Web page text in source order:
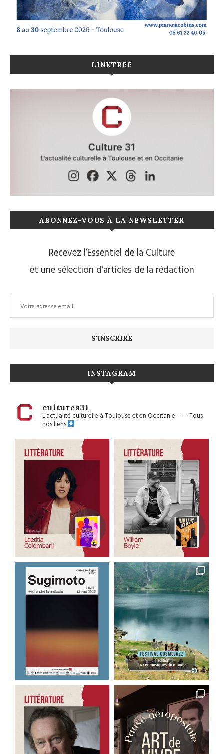
LINKTREE
ABONNEZ-VOUS À LA NEWSLETTER
Recevez l’Essentiel de la Culture
et une sélection d’articles de la rédaction
INSTAGRAM
cultures31
L’actualité culturelle à Toulouse et en Occitanie——Tous
nos liens